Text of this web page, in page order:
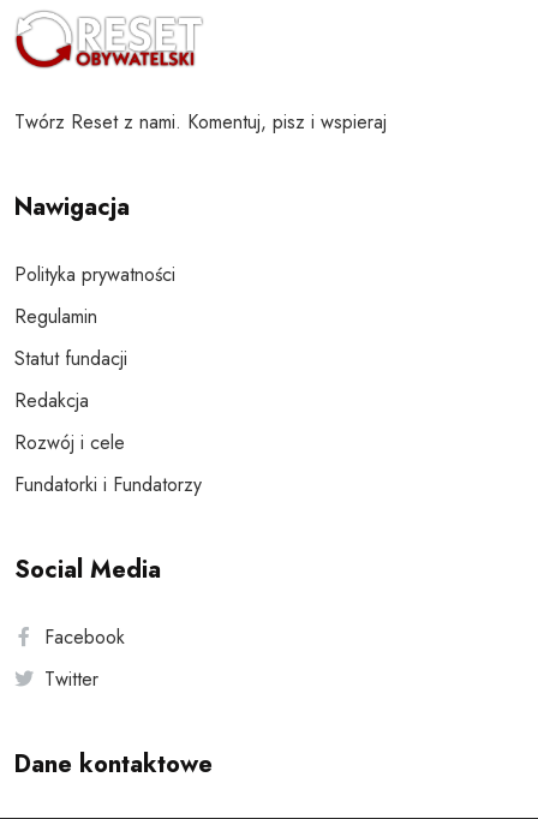
Twórz Reset z nami. Komentuj, pisz i wspieraj
Nawigacja
Polityka prywatności
Regulamin
Statut fundacji
Redakcja
Rozwój i cele
Fundatorki i Fundatorzy
Social Media
Facebook
Twitter
Dane kontaktowe